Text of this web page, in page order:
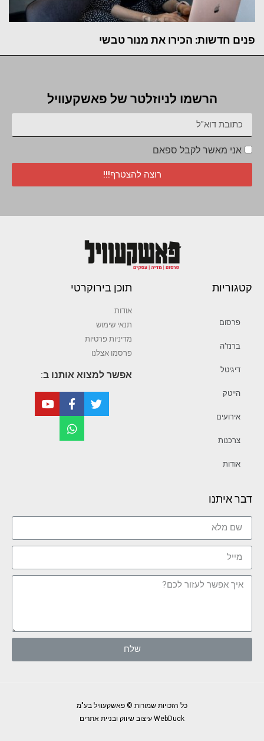
פנים חדשות: הכירו את מנור טבשי
הרשמו לניוזלטר של פאשקעוויל
אני מאשר לקבל ספאם
רוצה להצטרף!!!
קטגוריות
פרסום
ברנז’ה
דיגיטל
הייטק
אירועים
צרכנות
אודות
תוכן בירוקרטי
אודות
תנאי שימוש
מדיניות פרטיות
פרסמו אצלנו
אפשר למצוא אותנו ב:
דבר איתנו
שלח
כל הזכויות שמורות © פאשקעוויל בע"מ
WebDuck עיצוב שיווק ובניית אתרים